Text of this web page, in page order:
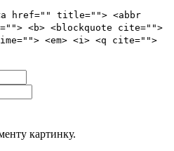
href="" title=""> <abbr
<b> <blockquote cite="">
<em> <i> <q cite="">
картинку.